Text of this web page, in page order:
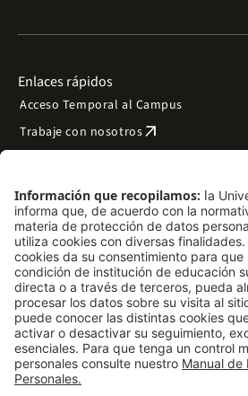
Enlaces rápidos
Acceso Temporal al Campus
Trabaje con nosotrosarrow_outward
Preguntas frecuentes
Filantropía y donacionesarrow_outward
Mapa del sitio arrow_outward
Síguenos
LinkedIn
Instagram
Facebook